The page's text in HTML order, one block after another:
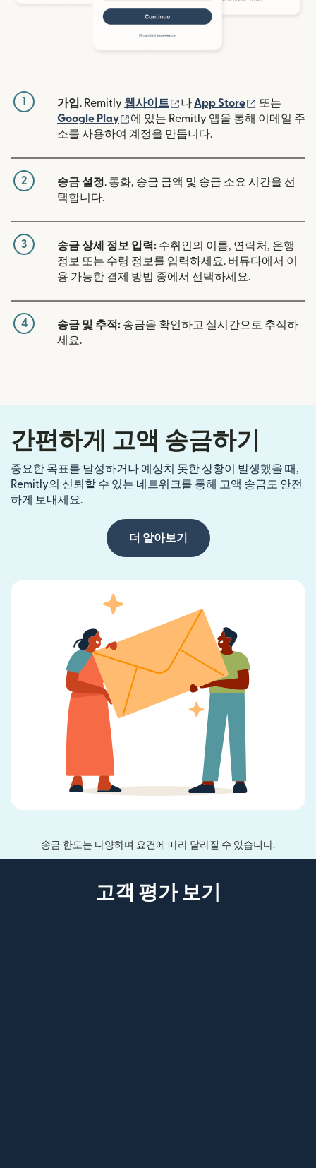
1 가입. Remitly 웹사이트 (새 창에서 열림)
나 App Store (새 창에서
또는
Google Play
(새 창에서 열림)
에 있는 Remitly 앱을 통해 이메일 주
소를 사용하여 계정을 만듭니다.
2 송금 설정. 통화, 송금 금액 및 송금 소요 시간을 선
택합니다.
3 송금 상세 정보 입력: 수취인의 이름, 연락처, 은행
정보 또는 수령 정보를 입력하세요. 버뮤다에서 이
용 가능한 결제 방법 중에서 선택하세요.
4 송금 및 추적: 송금을 확인하고 실시간으로 추적하
세요.
간편하게 고액 송금하기
중요한 목표를 달성하거나 예상치 못한 상황이 발생했을 때,
Remitly의 신뢰할 수 있는 네트워크를 통해 고액 송금도 안전
하게 보내세요.
더 알아보기
송금 한도는 다양하며 요건에 따라 달라질 수 있습니다.
고객 평가 보기